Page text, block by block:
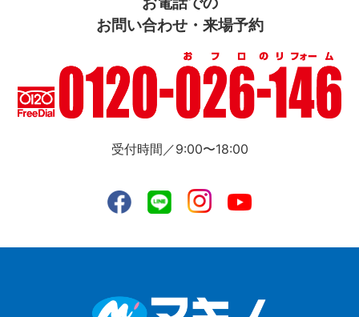
お問い合わせ・来場予約
受付時間／9:00〜18:00